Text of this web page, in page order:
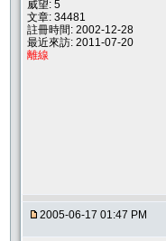
威望: 5
文章: 34481
註冊時間: 2002-12-28
最近來訪: 2011-07-20
離線
2005-06-17 01:47 PM